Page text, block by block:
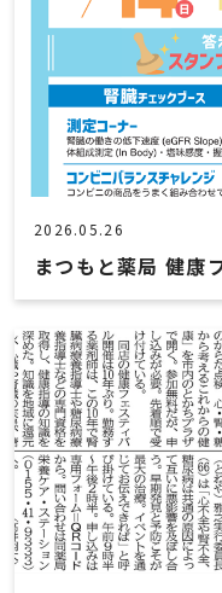
2026.05.26
まつもと薬局 健康